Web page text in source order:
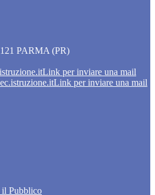
PARMA (PR)
Link per inviare una mail
Link per inviare una mail
Pubblico